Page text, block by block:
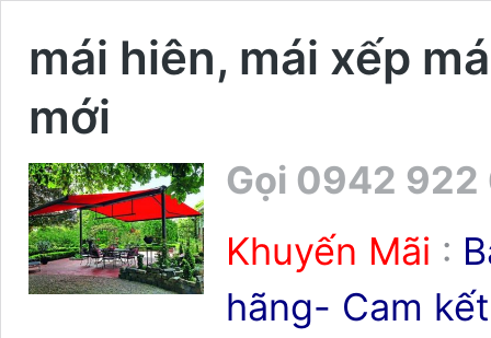
mái hiên, mái xếp
mới
Gọi 0942 922
Khuyến Mãi :
hãng- Cam